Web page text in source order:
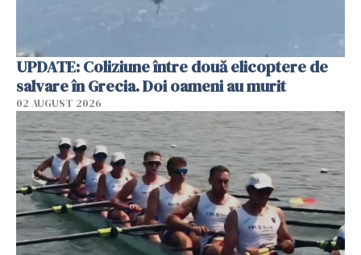
UPDATE: Coliziune între două elicoptere de
salvare în Grecia. Doi oameni au murit
02 AUGUST 2026